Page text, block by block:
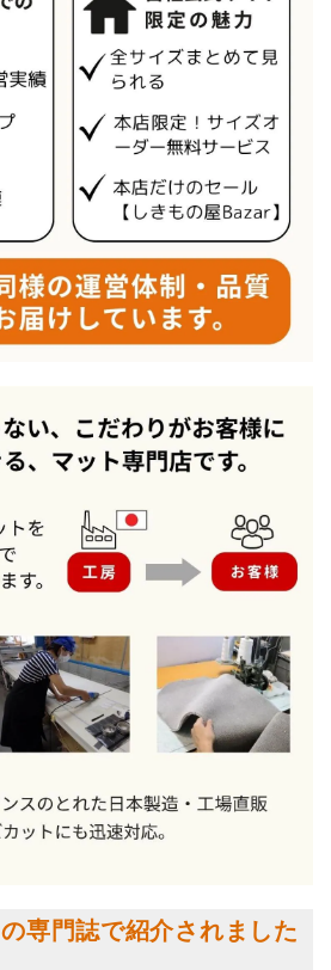
専門誌で紹介されました